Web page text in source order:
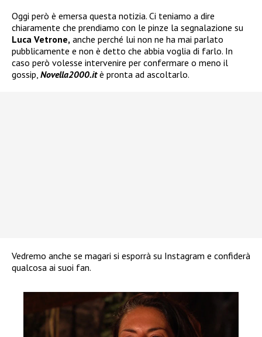
Oggi però è emersa questa notizia. Ci teniamo a dire
chiaramente che prendiamo con le pinze la segnalazione su
Luca Vetrone, anche perché lui non ne ha mai parlato
pubblicamente e non è detto che abbia voglia di farlo. In
caso però volesse intervenire per confermare o meno il
gossip, Novella2000.itè pronta ad ascoltarlo.
Vedremo anche se magari si esporrà su Instagram e confiderà
qualcosa ai suoi fan.